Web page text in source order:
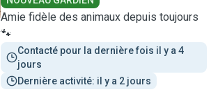
Amie fidèle des animaux depuis toujours
🐾
Contacté pour la dernière fois il y a 4
jours
Dernière activité: il y a 2 jours